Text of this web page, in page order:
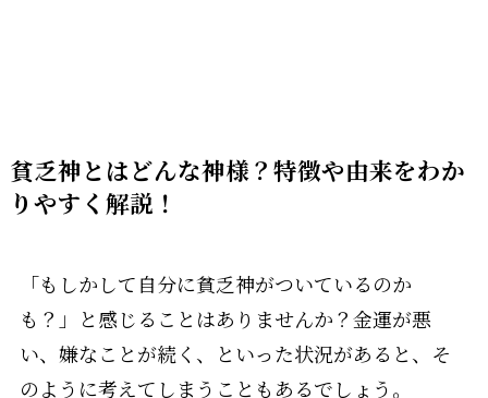
貧乏神とはどんな神様？特徴や由来をわか
りやすく解説！
「もしかして自分に貧乏神がついているのか
も？」と感じることはありませんか？金運が悪
い、嫌なことが続く、といった状況があると、そ
のように考えてしまうこともあるでしょう。